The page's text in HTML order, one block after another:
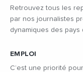
Retrouvez tous les
par nos journalistes
dynamiques des pays
EMPLOI
C’est une priorité